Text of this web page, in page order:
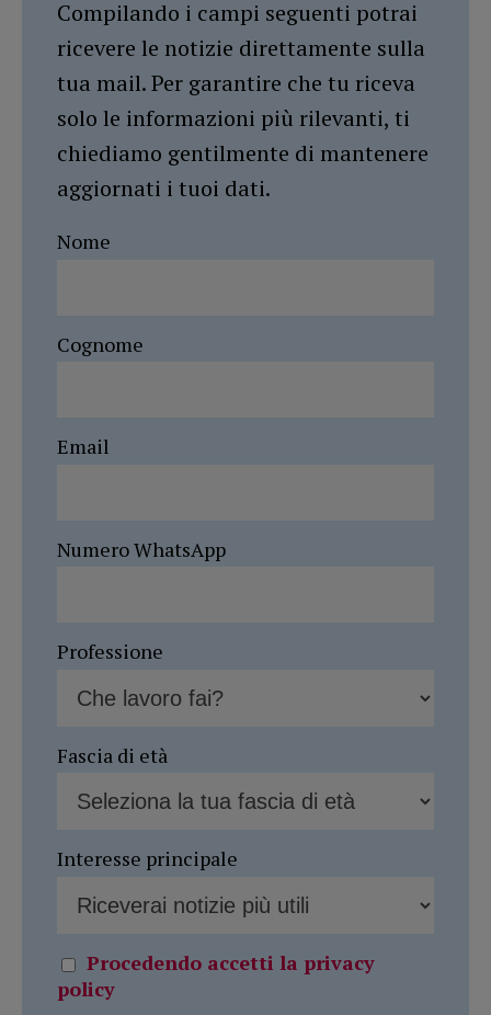
Compilando i campi seguenti potrai
ricevere le notizie direttamente sulla
tua mail. Per garantire che tu riceva
solo le informazioni più rilevanti, ti
chiediamo gentilmente di mantenere
aggiornati i tuoi dati.
Nome
Cognome
Email
Numero WhatsApp
Professione
Fascia di età
Interesse principale
Procedendo accetti la privacy
policy